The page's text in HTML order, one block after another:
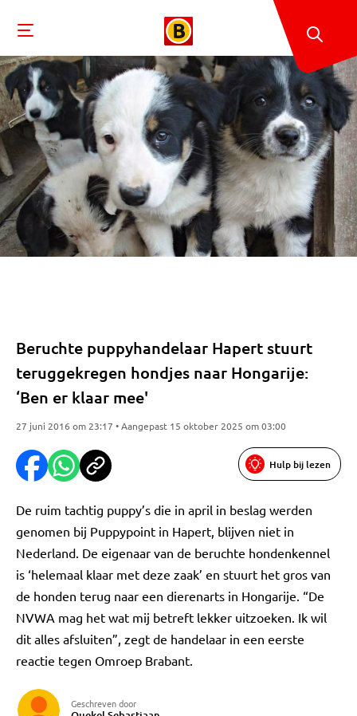
Beruchte puppyhandelaar Hapert stuurt
teruggekregen hondjes naar Hongarije:
‘Ben er klaar mee'
27 juni 2016 om 23:17 • Aangepast 15 oktober 2025 om 03:00
Hulp bij lezen
De ruim tachtig puppy’s die in april in beslag werden
genomen bij Puppypoint in Hapert, blijven niet in
Nederland. De eigenaar van de beruchte hondenkennel
is ‘helemaal klaar met deze zaak’ en stuurt het gros van
de honden terug naar een dierenarts in Hongarije. “De
NVWA mag het wat mij betreft lekker uitzoeken. Ik wil
dit alles afsluiten”, zegt de handelaar in een eerste
reactie tegen Omroep Brabant.
Geschreven door